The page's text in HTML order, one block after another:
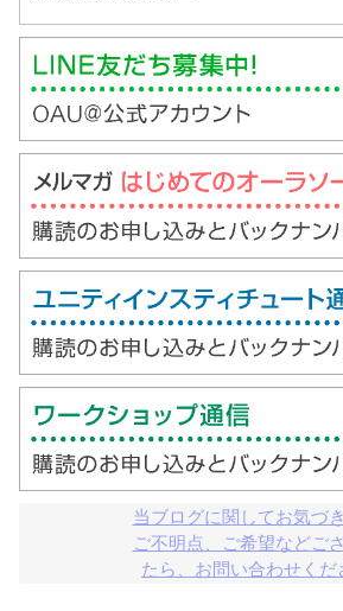
当ブログに関してお気づき
ご不明点、ご希望などご
たら、お問い合わせくだ